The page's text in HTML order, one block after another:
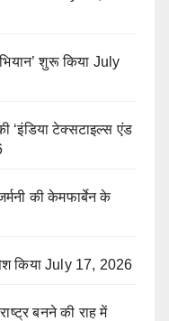
शुरू किया July
‘इंडिया टेक्सटाइल्स एंड
की केमफार्बेन के
किया July 17, 2026
बनने की राह में